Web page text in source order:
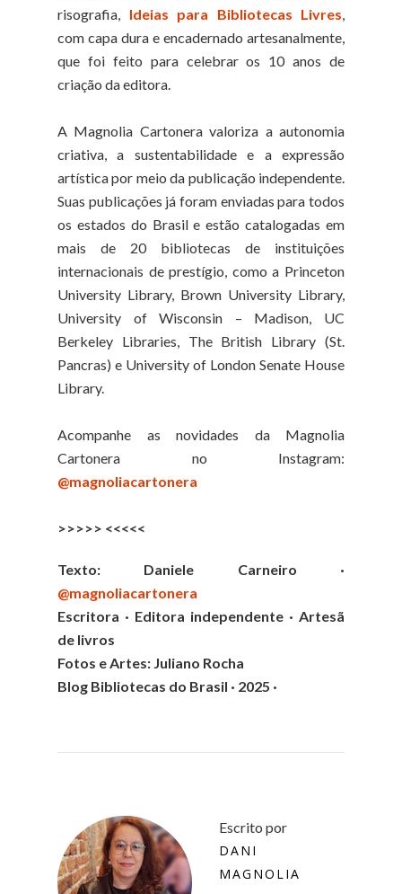
risografia, Ideias para Bibliotecas Livres
com capa dura e encadernado artesanalmente,
que foi feito para celebrar os 10 anos de
criação da editora.
A Magnolia Cartonera valoriza a autonomia
criativa, a sustentabilidade e a expressão
artística por meio da publicação independente.
Suas publicações já foram enviadas para todos
os estados do Brasil e estão catalogadas em
mais de 20 bibliotecas de instituições
internacionais de prestígio, como a Princeton
University Library, Brown University Library,
University of Wisconsin – Madison, UC
Berkeley Libraries, The British Library (St.
Pancras) e University of London Senate House
Library.
Acompanhe as novidades da Magnolia
Cartonera no Instagram:
@magnoliacartonera
>>>>> <<<<<
Texto: Daniele Carneiro ·
@magnoliacartonera
Escritora · Editora independente · Artesã
de livros
Fotos e Artes: Juliano Rocha
Blog Bibliotecas do Brasil · 2025 ·
Escrito por
DANI
MAGNOLIA